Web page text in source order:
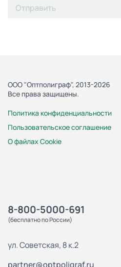
Отправить
ООО "Оптполиграф", 2013-2026
Все права защищены.
Политика конфиденциальности
Пользовательское соглашение
О файлах Cookie
8-800-5000-691
(бесплатно по России)
ул. Советская, 8 к.2
partner@optpoligraf.ru